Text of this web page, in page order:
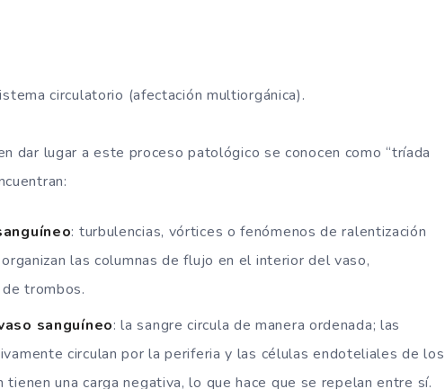
circulatorio (afectación multiorgánica).
dar lugar a este proceso patológico se conocen como “tríada
: turbulencias, vórtices o fenómenos de ralentización
las columnas de flujo en el interior del vaso,
trombos.
sanguíneo: la sangre circula de manera ordenada; las
circulan por la periferia y las células endoteliales de los
tienen una carga negativa, lo que hace que se repelan entre sí.